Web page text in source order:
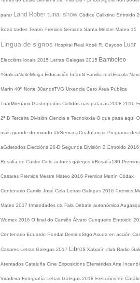
parar Land Rober tunai show Códice Calixtino Entroido
Boas tardes Teatro Premios Semana Santa Mestre Mateo 15
Lingua de signos Hospital Real Xosé R. Gayoso Luar
Eleccións locais 2015 Letras Galegas 2015 Bamboleo
#GaliciaNoiteMeiga Educación Infantil Familia real Escola
Marín 40º Norte 30anosTVG Urxencia Cero Área Pública
LuarMilenario Gastropodos Collidos nas patacas 2008 2010
2ª B Terceira División Ciencia e Tecnoloxía O que pasa aquí
máis grande do mundo #VSemanaCoaInfancia Programa
aGdetodos Eleccións 20-D Segunda División B Entroido 2016
Rosalía de Castro Ciclo autores galegos #Rosalía180
Casares Premios Mestre Mateo 2016 Premios Martín Códax
Centenario Camilo José Cela Letras Galegas 2016 Premios
Mateo 2017 Irmandades da Fala Debate autonómico
Womex 2016 O final do Camiño Álvaro Cunqueiro Entroido
Centenario Eduardo Pondal DestinoStgo Axuda en acción
Casares Letras Galegas 2017 Libros Xabarín club Radio
Atentados Cataluña Cine Exposicións EfeméridesArte
Viradeira Fotografía Letras Galegas 2018 Eleccións en